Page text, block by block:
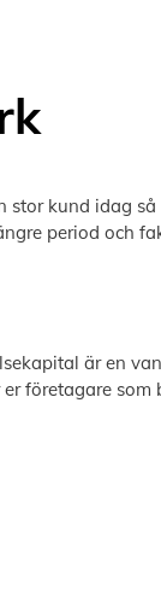
stor kund idag så
period och
är en
företagare som